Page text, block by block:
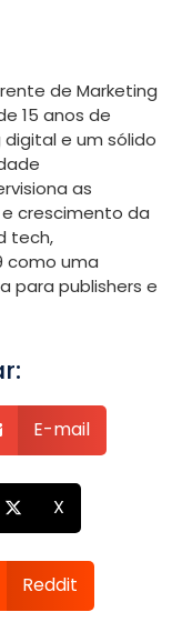
de Marketing
15 anos de
e um sólido
as
crescimento da
tech,
como uma
para publishers e
E-mail
X
Reddit